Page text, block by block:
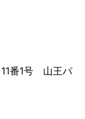
11番1号 山王パ